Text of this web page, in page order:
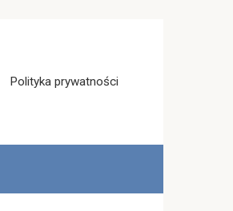
Polityka prywatności